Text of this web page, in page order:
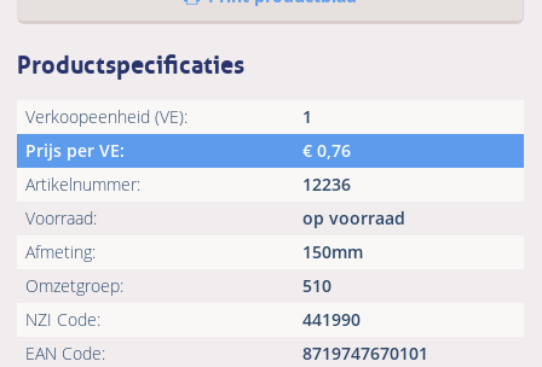
Productspecificaties
Verkoopeenheid (VE):
1
Prijs per VE:
€0,76
Artikelnummer:
12236
Voorraad:
op voorraad
Afmeting:
150mm
Omzetgroep:
510
NZI Code:
441990
EAN Code:
8719747670101